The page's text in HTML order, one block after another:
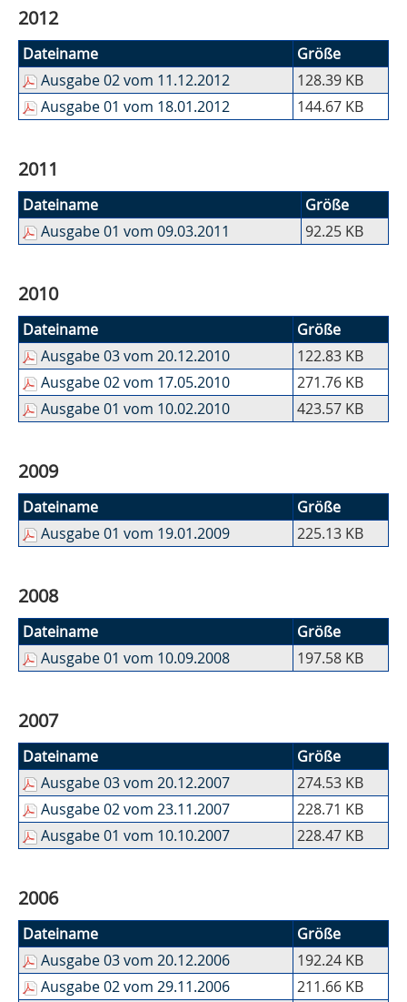
2012
Dateiname
Größe
Ausgabe 02 vom 11.12.2012
128.39 KB
Ausgabe 01 vom 18.01.2012
144.67 KB
2011
Dateiname
Größe
Ausgabe 01 vom 09.03.2011
92.25 KB
2010
Dateiname
Größe
Ausgabe 03 vom 20.12.2010
122.83 KB
Ausgabe 02 vom 17.05.2010
271.76 KB
Ausgabe 01 vom 10.02.2010
423.57 KB
2009
Dateiname
Größe
Ausgabe 01 vom 19.01.2009
225.13 KB
2008
Dateiname
Größe
Ausgabe 01 vom 10.09.2008
197.58 KB
2007
Dateiname
Größe
Ausgabe 03 vom 20.12.2007
274.53 KB
Ausgabe 02 vom 23.11.2007
228.71 KB
Ausgabe 01 vom 10.10.2007
228.47 KB
2006
Dateiname
Größe
Ausgabe 03 vom 20.12.2006
192.24 KB
Ausgabe 02 vom 29.11.2006
211.66 KB